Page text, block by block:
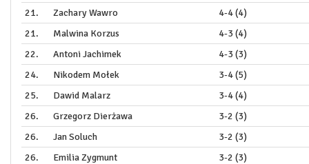
21. Zachary Wawro
4-4 (4)
21.
Malwina Korzus
4-3 (4)
22.
Antoni Jachimek
4-3 (3)
24.
Nikodem Mołek
3-4 (5)
25.
Dawid Malarz
3-4 (4)
26.
Grzegorz Dierżawa
3-2 (3)
26.
Jan Soluch
3-2 (3)
26.
Emilia Zygmunt
3-2 (3)